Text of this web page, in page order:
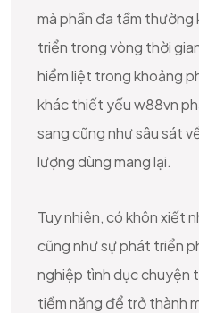
mà phần đa tầm
triển trong vòng thời
hiểm liệt trong khoảng
khác thiết yếu w88vn
sang cũng như sâu sát
lượng dùng mang lại.
Tuy nhiên, có khôn xiết
cũng như sự phát triển
nghiệp tình dục chuyện
tiềm năng để trở thành